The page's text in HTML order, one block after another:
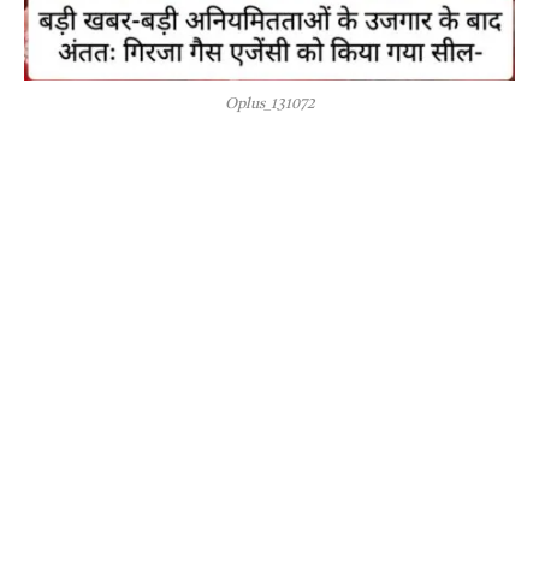
Oplus_131072